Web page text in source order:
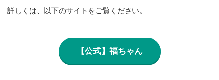
詳しくは、以下のサイトをご覧ください。
【公式】福ちゃん